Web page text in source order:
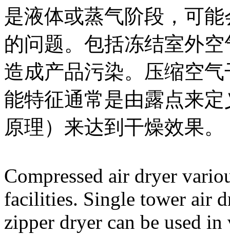
是液体或蒸气阶段，可
的问题。包括冻结室外
造成产品污染。压缩空
能特征通常是由露点来
原理）来达到干燥效果。
Compressed air dryer
facilities. Single tower air
zipper dryer can be used